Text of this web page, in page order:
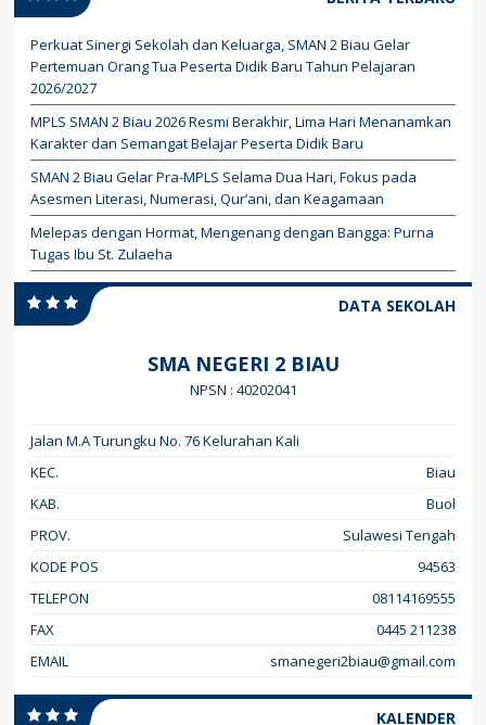
Perkuat Sinergi Sekolah dan Keluarga, SMAN 2 Biau Gelar
Pertemuan Orang Tua Peserta Didik Baru Tahun Pelajaran
2026/2027
MPLS SMAN 2 Biau 2026 Resmi Berakhir, Lima Hari Menanamkan
Karakter dan Semangat Belajar Peserta Didik Baru
SMAN 2 Biau Gelar Pra-MPLS Selama Dua Hari, Fokus pada
Asesmen Literasi, Numerasi, Qur’ani, dan Keagamaan
Melepas dengan Hormat, Mengenang dengan Bangga: Purna
Tugas Ibu St. Zulaeha
DATA SEKOLAH
SMA NEGERI 2 BIAU
NPSN : 40202041
Jalan M.A Turungku No. 76 Kelurahan Kali
KEC.
Biau
KAB.
Buol
PROV.
Sulawesi Tengah
KODE POS
94563
TELEPON
08114169555
FAX
0445 211238
EMAIL
smanegeri2biau@gmail.com
KALENDER